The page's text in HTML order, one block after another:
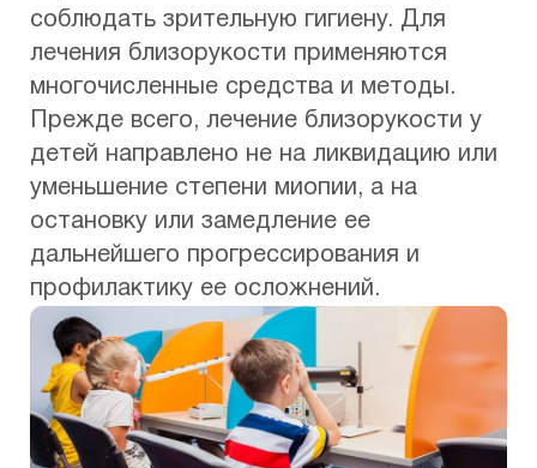
соблюдать зрительную гигиену. Для
лечения близорукости применяются
многочисленные средства и методы.
Прежде всего, лечение близорукости у
детей направлено не на ликвидацию или
уменьшение степени миопии, а на
остановку или замедление ее
дальнейшего прогрессирования и
профилактику ее осложнений.